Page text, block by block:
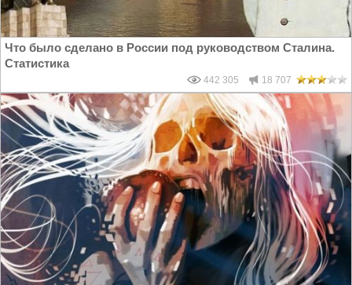
Что было сделано в России под руководством Сталина.
Статистика
442 305 18 707